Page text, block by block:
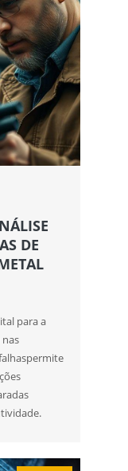
DE
para a